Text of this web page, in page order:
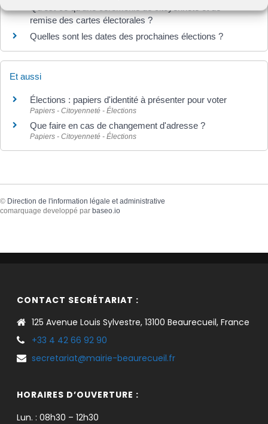
remise des cartes électorales ?
Quelles sont les dates des prochaines élections ?
Et aussi
Élections : papiers d'identité à présenter pour voter
Papiers - Citoyenneté - Élections
Que faire en cas de changement d'adresse ?
Papiers - Citoyenneté - Élections
© Direction de l'information légale et administrative
comarquage developpé par baseo.io
CONTACT SECRÉTARIAT :
125 Avenue Louis Sylvestre, 13100 Beaurecueil, France
+33 4 42 66 92 90
secretariat@mairie-beaurecueil.fr
HORAIRES D’OUVERTURE :
Lun. : 08h30 – 12h30